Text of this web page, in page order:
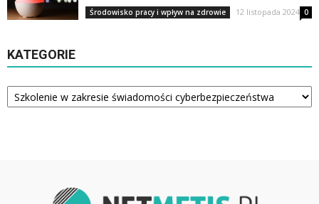
Środowisko pracy i wpływ na zdrowie 12 listopada 2024 0
KATEGORIE
Kategorie